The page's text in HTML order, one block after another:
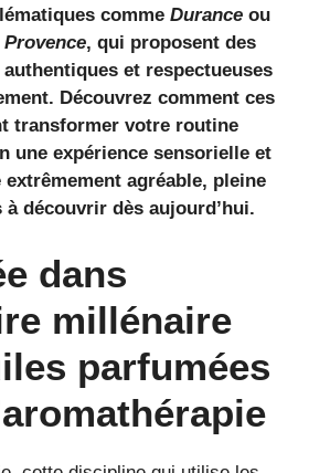
comme Durance ou
Provence, qui proposent des
et respectueuses
Découvrez comment ces
transformer votre routine
une expérience sensorielle et
agréable, pleine
à découvrir dès aujourd’hui.
dans
millénaire
parfumées